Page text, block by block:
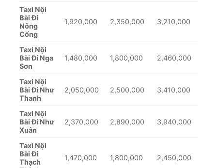
Taxi Nội
Bài Đi
Nông
Cống
1,920,000 2,350,000 3,210,000
Taxi Nội
Bài Đi Nga
Sơn
1,480,000 1,800,000 2,460,000
Taxi Nội
Bài Đi Như
Thanh
2,050,000 2,500,000 3,410,000
Taxi Nội
Bài Đi Như
Xuân
2,370,000 2,890,000 3,940,000
Taxi Nội
Bài Đi
Thạch
1,470,000 1,800,000 2,450,000